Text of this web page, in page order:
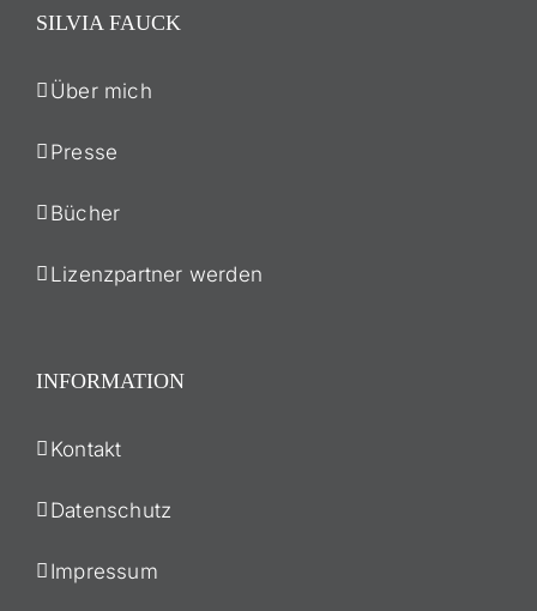
SILVIA FAUCK
Über mich
Presse
Bücher
Lizenzpartner werden
INFORMATION
Kontakt
Datenschutz
Impressum